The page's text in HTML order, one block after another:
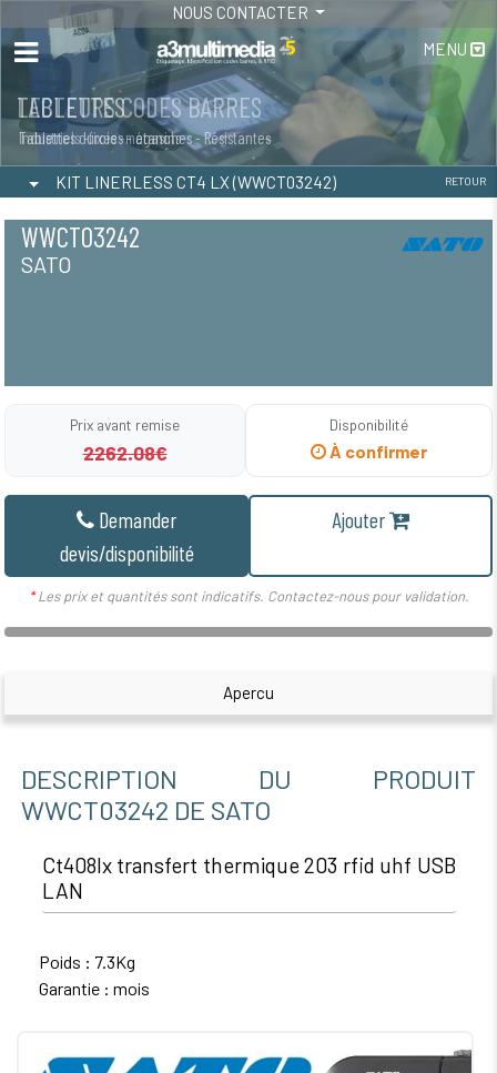
NOUS CONTACTER
MENU
LECTEURS CODES BARRES
Industriels -fixes -magasins
TABLETTES
Tablettes durcies - étanches - Résistantes
KIT LINERLESS CT4 LX (WWCT03242) RETOUR
WWCT03242
SATO
Prix avant remise
2262.08€
Disponibilité
À confirmer
Demander
devis/disponibilité
Ajouter
*Les prix et quantités sont indicatifs. Contactez-nous pour validation.
Apercu
DESCRIPTION DU PRODUIT
WWCT03242 DE SATO
Ct408lx transfert thermique 203 rfid uhf USB
LAN
Poids : 7.3Kg
Garantie : mois